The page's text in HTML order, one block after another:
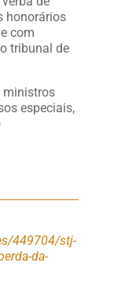
honorários
com
tribunal de
ministros
especiais,
449704/stj-
da-